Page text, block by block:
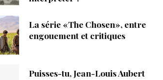
La série «The Chosen», entre
engouement et critiques
Puisses-tu, Jean-Louis Aubert